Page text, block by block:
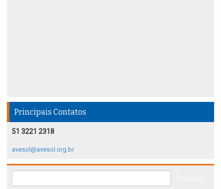
Principais Contatos
51 3221 2318
avesol@avesol.org.br